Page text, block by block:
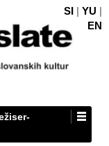
SI | YU |
EN